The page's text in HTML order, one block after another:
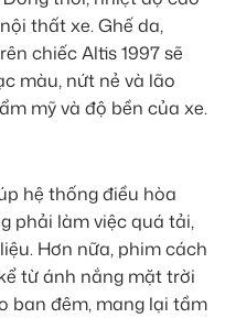
thất xe. Ghế da,
chiếc Altis 1997 sẽ
màu, nứt nẻ và lão
mỹ và độ bền của xe.
hệ thống điều hòa
phải làm việc quá tải,
Hơn nữa, phim cách
từ ánh nắng mặt trời
ban đêm, mang lại tầm